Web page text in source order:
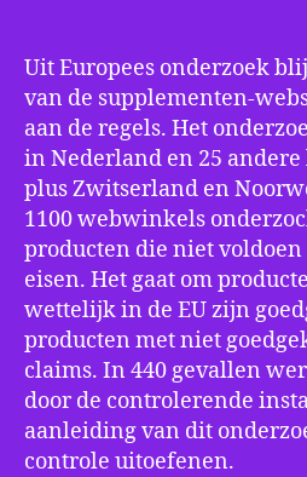
Uit Europees onderzoek
van de supplementen-
aan de regels. Het
in Nederland en 25 andere
plus Zwitserland en
1100 webwinkels
producten die niet
eisen. Het gaat om
wettelijk in de EU zijn
producten met niet
claims. In 440 gevallen
door de controlerende
aanleiding van dit
controle uitoefenen.